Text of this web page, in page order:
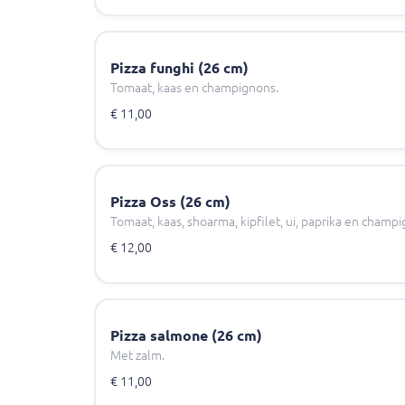
Pizza funghi (26 cm)
Tomaat, kaas en champignons.
€ 11,00
Pizza Oss (26 cm)
Tomaat, kaas, shoarma, kipfilet, ui, paprika en
€ 12,00
Pizza salmone (26 cm)
Met zalm.
€ 11,00